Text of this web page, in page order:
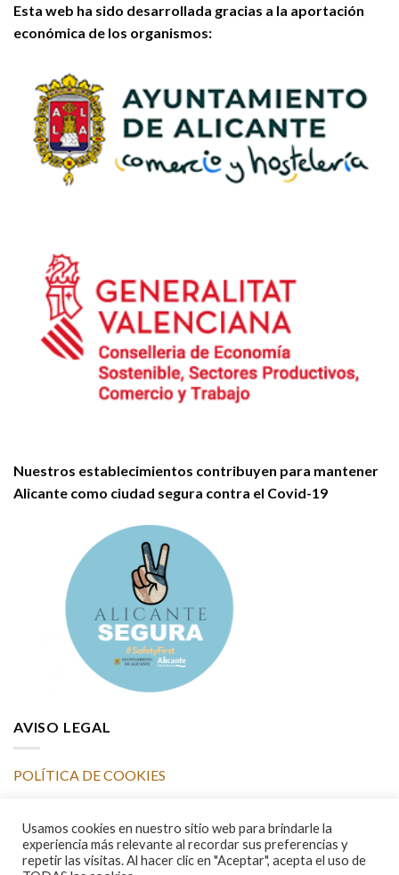
Esta web ha sido desarrollada gracias a la aportación
económica de los organismos:
Nuestros establecimientos contribuyen para mantener
Alicante como ciudad segura contra el Covid-19
AVISO LEGAL
POLÍTICA DE COOKIES
Usamos cookies en nuestro sitio web para brindarle la
experiencia más relevante al recordar sus preferencias y
repetir las visitas. Al hacer clic en "Aceptar", acepta el uso de